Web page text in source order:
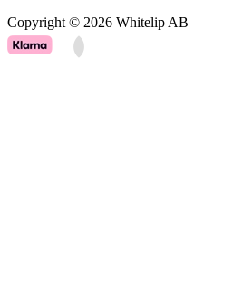
Copyright © 2026 Whitelip AB